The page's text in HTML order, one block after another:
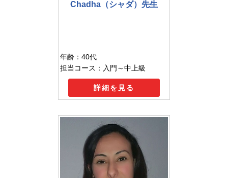
Chadha（シャダ）先生
年齢：40代
担当コース：入門～中上級
詳細を見る